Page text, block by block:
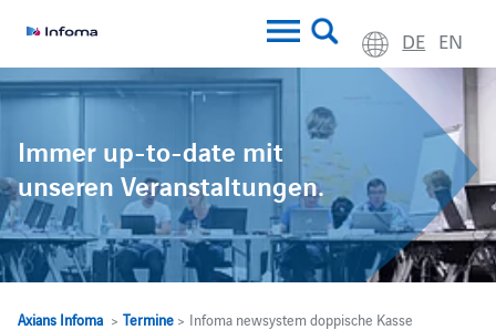
DE EN
Immer up-to-date mit
unseren Veranstaltungen.
Axians Infoma> Termine> Infoma newsystem doppische Kasse